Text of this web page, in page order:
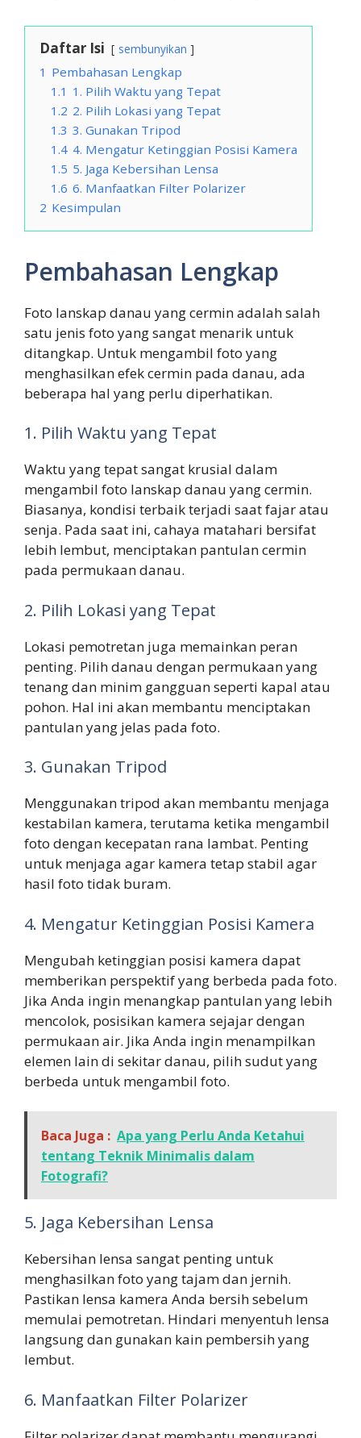
Daftar Isi sembunyikan
1 Pembahasan Lengkap
1.1 1. Pilih Waktu yang Tepat
1.2 2. Pilih Lokasi yang Tepat
1.3 3. Gunakan Tripod
1.4 4. Mengatur Ketinggian Posisi Kamera
1.5 5. Jaga Kebersihan Lensa
1.6 6. Manfaatkan Filter Polarizer
2 Kesimpulan
Pembahasan Lengkap
Foto lanskap danau yang cermin adalah salah
satu jenis foto yang sangat menarik untuk
ditangkap. Untuk mengambil foto yang
menghasilkan efek cermin pada danau, ada
beberapa hal yang perlu diperhatikan.
1. Pilih Waktu yang Tepat
Waktu yang tepat sangat krusial dalam
mengambil foto lanskap danau yang cermin.
Biasanya, kondisi terbaik terjadi saat fajar atau
senja. Pada saat ini, cahaya matahari bersifat
lebih lembut, menciptakan pantulan cermin
pada permukaan danau.
2. Pilih Lokasi yang Tepat
Lokasi pemotretan juga memainkan peran
penting. Pilih danau dengan permukaan yang
tenang dan minim gangguan seperti kapal atau
pohon. Hal ini akan membantu menciptakan
pantulan yang jelas pada foto.
3. Gunakan Tripod
Menggunakan tripod akan membantu menjaga
kestabilan kamera, terutama ketika mengambil
foto dengan kecepatan rana lambat. Penting
untuk menjaga agar kamera tetap stabil agar
hasil foto tidak buram.
4. Mengatur Ketinggian Posisi Kamera
Mengubah ketinggian posisi kamera dapat
memberikan perspektif yang berbeda pada foto.
Jika Anda ingin menangkap pantulan yang lebih
mencolok, posisikan kamera sejajar dengan
permukaan air. Jika Anda ingin menampilkan
elemen lain di sekitar danau, pilih sudut yang
berbeda untuk mengambil foto.
Baca Juga : Apa yang Perlu Anda Ketahui
tentang Teknik Minimalis dalam
Fotografi?
5. Jaga Kebersihan Lensa
Kebersihan lensa sangat penting untuk
menghasilkan foto yang tajam dan jernih.
Pastikan lensa kamera Anda bersih sebelum
memulai pemotretan. Hindari menyentuh lensa
langsung dan gunakan kain pembersih yang
lembut.
6. Manfaatkan Filter Polarizer